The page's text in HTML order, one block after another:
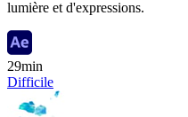
lumière et d'expressions.
29min
Difficile